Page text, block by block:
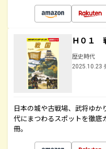
Ｈ０１
歴史時代
2025.10.23
日本の城や古戦場、武将ゆ
代にまつわるスポットを徹底
冊。